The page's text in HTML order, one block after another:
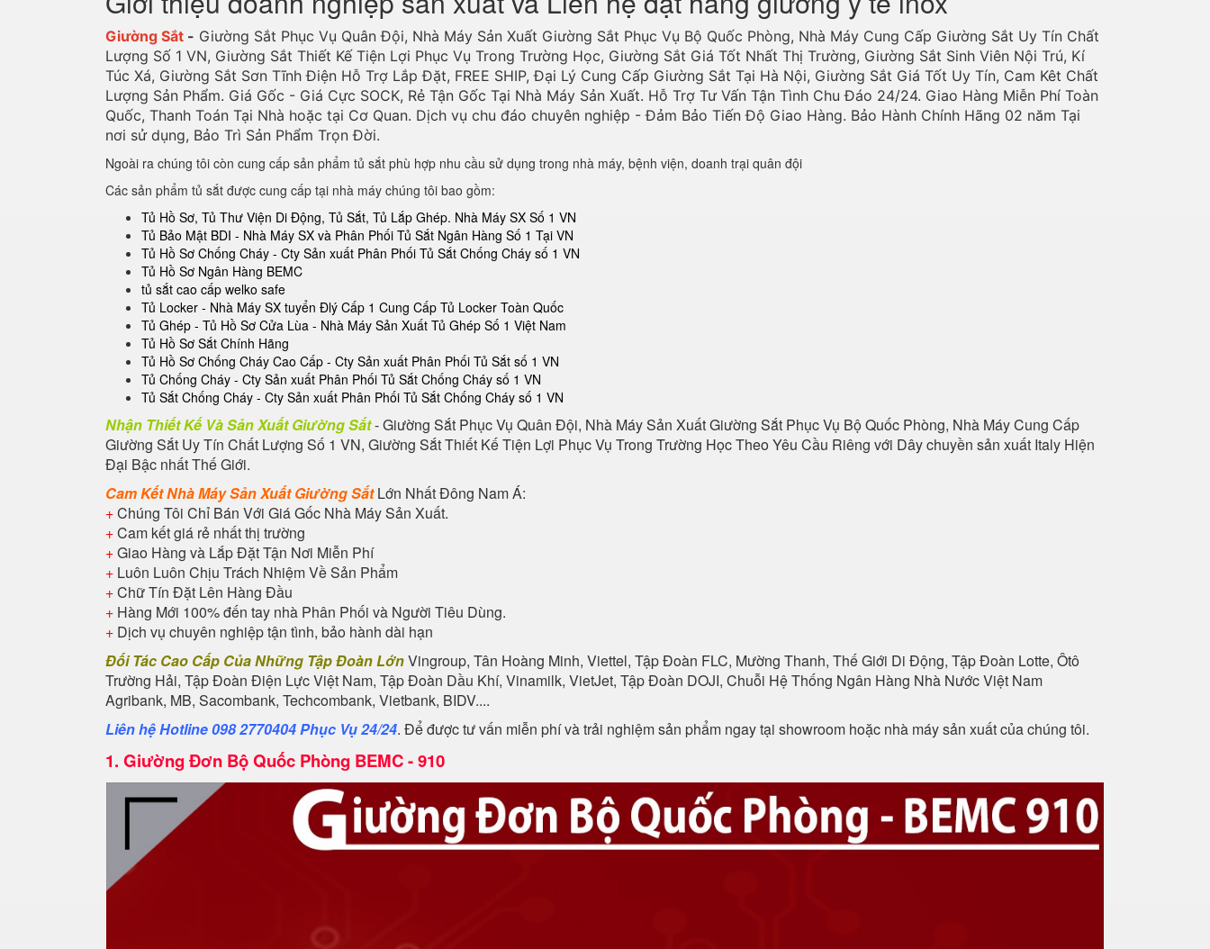
Giường Sắt - Giường Sắt Phục Vụ Quân Đội, Nhà Máy Sản Xuất Giường Sắt Phục Vụ Bộ Quốc Phòng, Nhà Máy Cung Cấp Giường Sắt Uy Tín Chất
Lượng Số 1 VN, Giường Sắt Thiết Kế Tiện Lợi Phục Vụ Trong Trường Học, Giường Sắt Giá Tốt Nhất Thị Trường, Giường Sắt Sinh Viên Nội Trú, Kí
Túc Xá, Giường Sắt Sơn Tĩnh Điện Hỗ Trợ Lắp Đặt, FREE SHIP, Đại Lý Cung Cấp Giường Sắt Tại Hà Nội, Giường Sắt Giá Tốt Uy Tín, Cam Kêt Chất
Lượng Sản Phẩm. Giá Gốc - Giá Cực SOCK, Rẻ Tận Gốc Tại Nhà Máy Sản Xuất. Hỗ Trợ Tư Vấn Tận Tình Chu Đáo 24/24. Giao Hàng Miễn Phí Toàn
Quốc, Thanh Toán Tại Nhà hoặc tại Cơ Quan. Dịch vụ chu đáo chuyên nghiệp - Đảm Bảo Tiến Độ Giao Hàng. Bảo Hành Chính Hãng 02 năm Tại
nơi sử dụng, Bảo Trì Sản Phẩm Trọn Đời.
Ngoài ra chúng tôi còn cung cấp sản phẩm tủ sắt phù hợp nhu cầu sử dụng trong nhà máy, bệnh viện, doanh trại quân đội
Các sản phẩm tủ sắt được cung cấp tại nhà máy chúng tôi bao gồm:
Tủ Hồ Sơ, Tủ Thư Viện Di Động, Tủ Sắt, Tủ Lắp Ghép. Nhà Máy SX Số 1 VN
Tủ Bảo Mật BDI - Nhà Máy SX và Phân Phối Tủ Sắt Ngân Hàng Số 1 Tại VN
Tủ Hồ Sơ Chống Cháy - Cty Sản xuất Phân Phối Tủ Sắt Chống Cháy số 1 VN
Tủ Hồ Sơ Ngân Hàng BEMC
tủ sắt cao cấp welko safe
Tủ Locker - Nhà Máy SX tuyển Đlý Cấp 1 Cung Cấp Tủ Locker Toàn Quốc
Tủ Ghép - Tủ Hồ Sơ Cửa Lùa - Nhà Máy Sản Xuất Tủ Ghép Số 1 Việt Nam
Tủ Hồ Sơ Sắt Chính Hãng
Tủ Hồ Sơ Chống Cháy Cao Cấp - Cty Sản xuất Phân Phối Tủ Sắt số 1 VN
Tủ Chống Cháy - Cty Sản xuất Phân Phối Tủ Sắt Chống Cháy số 1 VN
Tủ Sắt Chống Cháy - Cty Sản xuất Phân Phối Tủ Sắt Chống Cháy số 1 VN
Nhận Thiết Kế Và Sản Xuất Giường Sắt- Giường Sắt Phục Vụ Quân Đội, Nhà Máy Sản Xuất Giường Sắt Phục Vụ Bộ Quốc Phòng, Nhà Máy Cung Cấp
Giường Sắt Uy Tín Chất Lượng Số 1 VN, Giường Sắt Thiết Kế Tiện Lợi Phục Vụ Trong Trường Học Theo Yêu Cầu Riêng với Dây chuyền sản xuất Italy Hiện
Đại Bậc nhất Thế Giới.
Cam Kết Nhà Máy Sản Xuất Giường SắtLớn Nhất Đông Nam Á:
+Chúng Tôi Chỉ Bán Với Giá Gốc Nhà Máy Sản Xuất.
+Cam kết giá rẻ nhất thị trường
+Giao Hàng và Lắp Đặt Tận Nơi Miễn Phí
+ Luôn Luôn Chịu Trách Nhiệm Về Sản Phẩm
+Chữ Tín Đặt Lên Hàng Đầu
+ Hàng Mới 100% đến tay nhà Phân Phối và Người Tiêu Dùng.
+ Dịch vụ chuyên nghiệp tận tình, bảo hành dài hạn
Đối Tác Cao Cấp Của Những Tập Đoàn LớnVingroup, Tân Hoàng Minh, Viettel, Tập Đoàn FLC, Mường Thanh, Thế Giới Di Động, Tập Đoàn Lotte, Ôtô
Trường Hải, Tập Đoàn Điện Lực Việt Nam, Tập Đoàn Dầu Khí, Vinamilk, VietJet, Tập Đoàn DOJI, Chuỗi Hệ Thống Ngân Hàng Nhà Nước Việt Nam
Agribank, MB, Sacombank, Techcombank, Vietbank, BIDV....
Liên hệ Hotline 098 2770404 Phục Vụ 24/24. Để được tư vấn miễn phí và trải nghiệm sản phẩm ngay tại showroom hoặc nhà máy sản xuất của chúng tôi.
1. Giường Đơn Bộ Quốc Phòng BEMC - 910